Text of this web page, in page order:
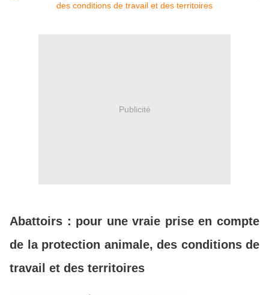
Publicité
Abattoirs : pour une vraie prise en compte
de la protection animale, des conditions de
travail et des territoires